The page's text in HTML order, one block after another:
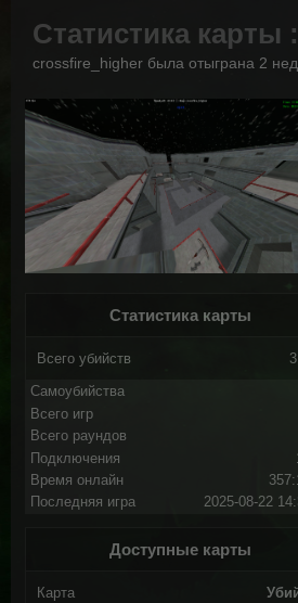
Статистика карты :
crossfire_higher была отыграна 2
Статистика карты
Всего убийств
Самоубийства
Всего игр
Всего раундов
Подключения
Время онлайн
Последняя игра
2025-08-22
Доступные карты
Карта